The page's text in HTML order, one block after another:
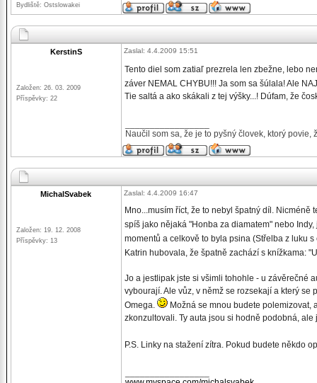
Bydliště: Ostslowakei
KerstinS
Založen: 26. 03. 2009
Příspěvky: 22
Zaslal: 4.4.2009 15:51
Tento diel som zatiaľ prezrela len zbežne, lebo
záver NEMAL CHYBU!!! Ja som sa šúlala! Ale
Tie saltá a ako skákali z tej výšky...! Dúfam, že
Naučil som sa, že je to pyšný človek, ktorý povie,
MichalSvabek
Založen: 19. 12. 2008
Příspěvky: 13
Zaslal: 4.4.2009 16:47
Mno...musím říct, že to nebyl špatný díl.
spíš jako nějaká "Honba za diamatem" nebo
momentů a celkově to byla psina (Střelba z luku
Katrin hubovala, že špatně zachází s knížkama:
Jo a jestlipak jste si všimli tohohle - u závěrečné
vybourají. Ale vůz, v němž se rozsekají a který
Omega.
Možná se mnou budete polemizovat,
zkonzultovali. Ty auta jsou si hodně podobná, ale
P.S. Linky na stažení zítra. Pokud budete někdo